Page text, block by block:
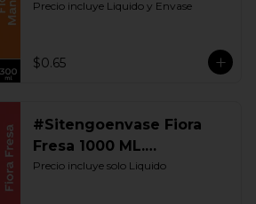
ML. Retornable
Precio incluye Liquido y Envase
$0.65
#Sitengoenvase Fiora
Fresa 1000 ML.
Retornable
Precio incluye solo Liquido